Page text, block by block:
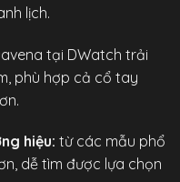
lịch.
tại DWatch trải
phù hợp cả cổ tay
hiệu: từ các mẫu phổ
dễ tìm được lựa chọn